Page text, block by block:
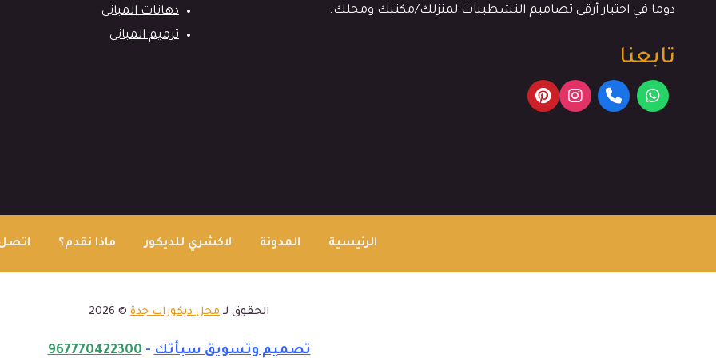
دوما في اختيار أرقى تصاميم التشطيبات لمنزلك/مكتبك ومحلك.
تابعنا
دهانات المباني
ترميم المباني
الرئيسية المدونة لاكشري للديكور ماذا نقدم؟ اتصل
الحقوق لـ محل ديكورات جدة © 2026
تصميم وتسويق سبأتك-
967770422300